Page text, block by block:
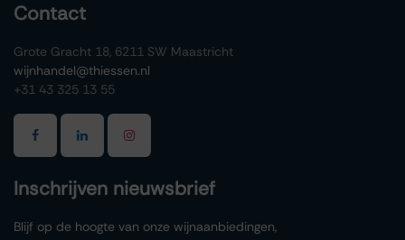
Contact
Grote Gracht 18, 6211 SW Maastricht
wijnhandel@thiessen.nl
+31 43 325 13 55
Inschrijven nieuwsbrief
Blijf op de hoogte van onze wijnaanbiedingen,